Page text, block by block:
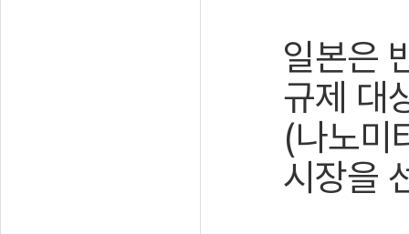
일본은
규제 대
(나노미
시장을